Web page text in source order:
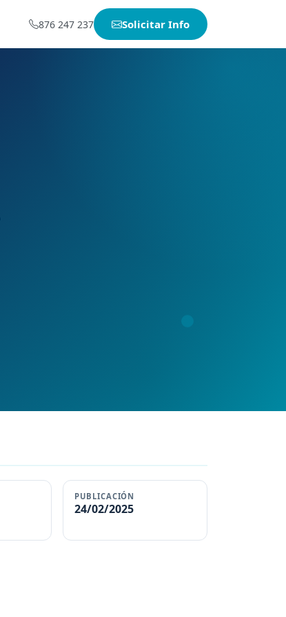
876 247 237 Solicitar Info
PUBLICACIÓN
24/02/2025